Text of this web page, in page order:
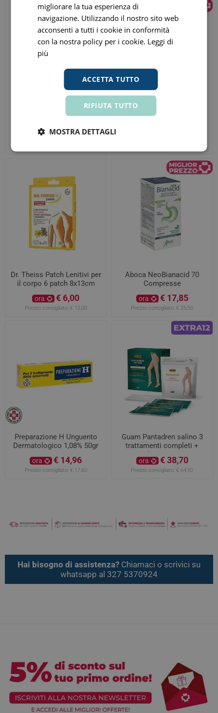
Dr. Theiss Arnica Gel Forte
ora € 6,98
Calmostill soluzione unica
Dr. Theiss Patch Lenitivi per
il corpo 6 patch 8x13cm
ora € 6,00
Prezzo consigliato: € 12,00
Aboca NeoBianacid 70
Compresse
ora € 17,85
Prezzo consigliato: € 25,50
Preparazione H Unguento
Dermatologico 1,08% 50gr
ora € 14,96
Prezzo consigliato: € 17,60
Guam Pantadren salino 3
trattamenti completi +
pantalone protettivo
ora € 38,70
Prezzo consigliato: € 64,50
Hai bisogno di assistenza? Chiamaci o scrivici su
whatsapp al 327 5370924
migliorare la tua esperienza di
navigazione. Utilizzando il nostro sito web
acconsenti a tutti i cookie in conformità
con la nostra policy per i cookie. Leggi di
più
ACCETTA TUTTO
RIFIUTA TUTTO
MOSTRA DETTAGLI